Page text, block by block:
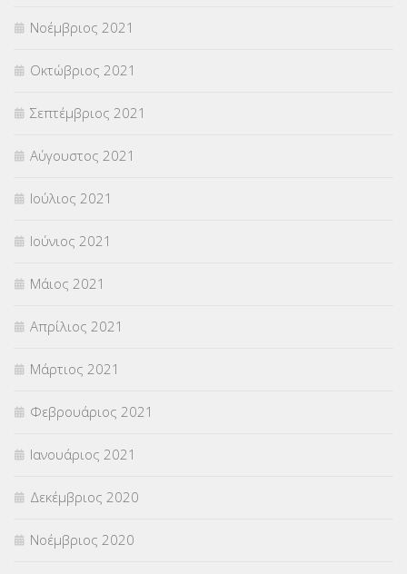
Νοέμβριος 2021
Οκτώβριος 2021
Σεπτέμβριος 2021
Αύγουστος 2021
Ιούλιος 2021
Ιούνιος 2021
Μάιος 2021
Απρίλιος 2021
Μάρτιος 2021
Φεβρουάριος 2021
Ιανουάριος 2021
Δεκέμβριος 2020
Νοέμβριος 2020